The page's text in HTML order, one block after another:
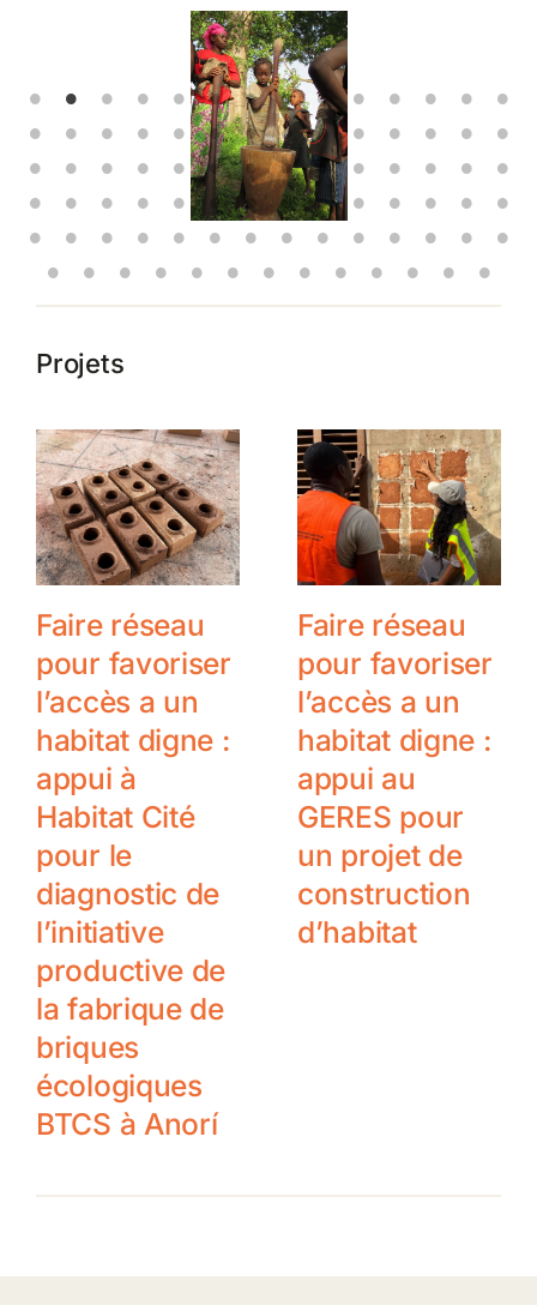
Projets
Faire réseau
pour favoriser
l’accès a un
habitat digne :
appui à
Habitat Cité
pour le
diagnostic de
l’initiative
productive de
la fabrique de
briques
écologiques
BTCS à Anorí
Faire réseau
pour favoriser
l’accès a un
habitat digne :
appui au
GERES pour
un projet de
construction
d’habitat